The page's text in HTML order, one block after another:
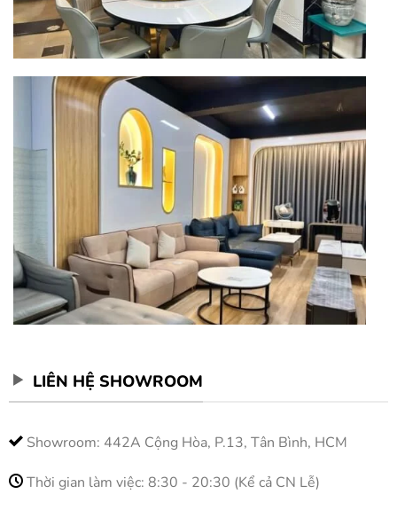
LIÊN HỆ SHOWROOM
Showroom: 442A Cộng Hòa, P.13, Tân Bình, HCM
Thời gian làm việc: 8:30 - 20:30 (Kể cả CN Lễ)